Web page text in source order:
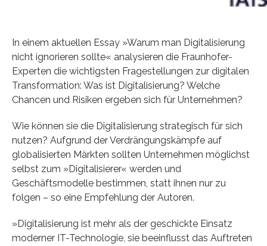
In einem aktuellen Essay »Warum man Digitalisierung
nicht ignorieren sollte« analysieren die Fraunhofer-
Experten die wichtigsten Fragestellungen zur digitalen
Transformation: Was ist Digitalisierung? Welche
Chancen und Risiken ergeben sich für Unternehmen?
Wie können sie die Digitalisierung strategisch für sich
nutzen? Aufgrund der Verdrängungskämpfe auf
globalisierten Märkten sollten Unternehmen möglichst
selbst zum »Digitalisierer« werden und
Geschäftsmodelle bestimmen, statt ihnen nur zu
folgen – so eine Empfehlung der Autoren.
»Digitalisierung ist mehr als der geschickte Einsatz
moderner IT-Technologie, sie beeinflusst das Auftreten